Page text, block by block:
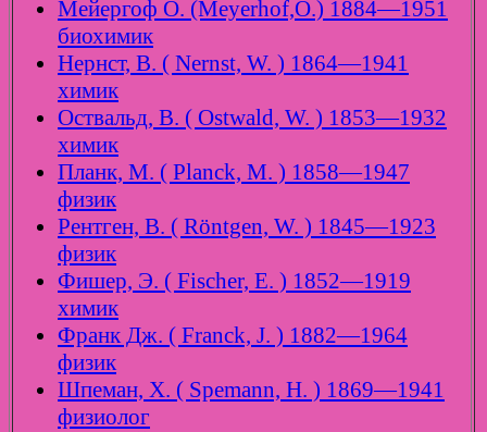
Мейергоф О. (Meyerhof,O.) 1884—1951
биохимик
Нернст, В. ( Nernst, W. ) 1864—1941
химик
Оствальд, В. ( Ostwald, W. ) 1853—1932
химик
Планк, М. ( Planck, M. ) 1858—1947
физик
Рентген, В. ( Röntgen, W. ) 1845—1923
физик
Фишер, Э. ( Fischer, E. ) 1852—1919
химик
Франк Дж. ( Franck, J. ) 1882—1964
физик
Шпеман, Х. ( Spemann, H. ) 1869—1941
физиолог